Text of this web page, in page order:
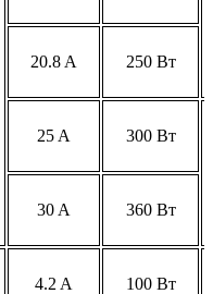
20.8 A 250 Вт
25 A 300 Вт
30 A 360 Вт
4.2 A 100 Вт